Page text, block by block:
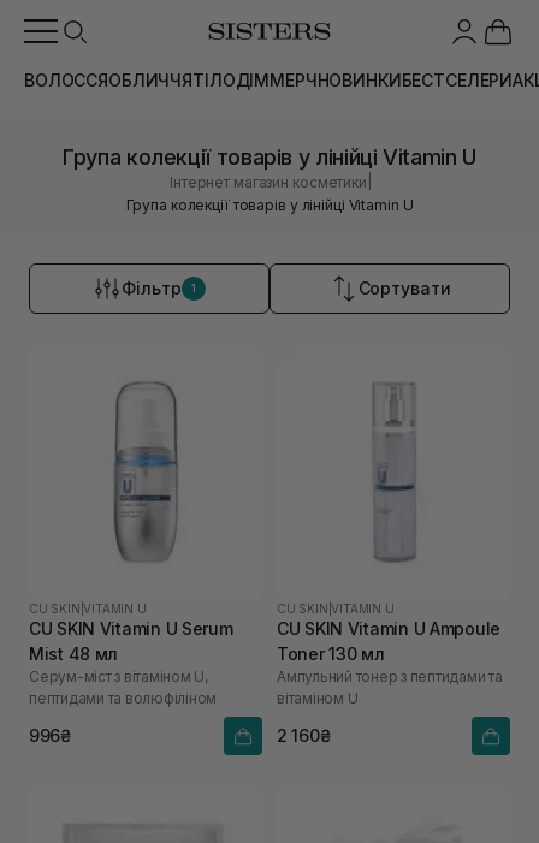
ВОЛОССЯОБЛИЧЧЯТІЛОДІММЕРЧНОВИНКИБЕСТСЕЛЕРИ
Група колекції товарів у лінійці Vitamin U
Інтернет магазин косметики
Група колекції товарів у лінійці Vitamin U
Фільтр 1 Сортувати
CU SKIN |VITAMIN U
CU SKIN Vitamin U Serum
Mist 48 мл
Серум-міст з вітаміном U,
пептидами та волюфіліном
996₴
CU SKIN |VITAMIN U
CU SKIN Vitamin U Ampoule
Toner 130 мл
Ампульний тонер з пептидами та
вітаміном U
2 160₴